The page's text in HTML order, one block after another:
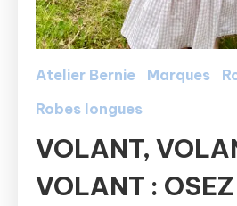
Atelier Bernie Marques
Robes longues
VOLANT,
VOLANT :